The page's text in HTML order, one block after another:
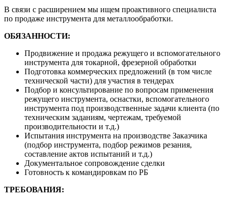
В связи с расширением мы ищем проактивного специалиста
по продаже инструмента для металлообработки.
ОБЯЗАННОСТИ:
Продвижение и продажа режущего и вспомогательного
инструмента для токарной, фрезерной обработки
Подготовка коммерческих предложений (в том числе
технической части) для участия в тендерах
Подбор и консультирование по вопросам применения
режущего инструмента, оснастки, вспомогательного
инструмента под производственные задачи клиента (по
техническим заданиям, чертежам, требуемой
производительности и т.д.)
Испытания инструмента на производстве Заказчика
(подбор инструмента, подбор режимов резания,
составление актов испытаний и т.д.)
Документальное сопровождение сделки
Готовность к командировкам по РБ
ТРЕБОВАНИЯ: